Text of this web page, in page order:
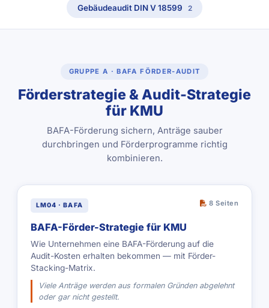
Gebäudeaudit DIN V 18599 2
GRUPPE A · BAFA FÖRDER-AUDIT
Förderstrategie & Audit-Strategie
für KMU
BAFA-Förderung sichern, Anträge sauber
durchbringen und Förderprogramme richtig
kombinieren.
LM04 · BAFA 8 Seiten
BAFA-Förder-Strategie für KMU
Wie Unternehmen eine BAFA-Förderung auf die
Audit-Kosten erhalten bekommen — mit Förder-
Stacking-Matrix.
Viele Anträge werden aus formalen Gründen abgelehnt
oder gar nicht gestellt.